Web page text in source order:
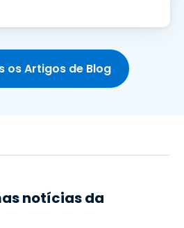
os Artigos de Blog
notícias da